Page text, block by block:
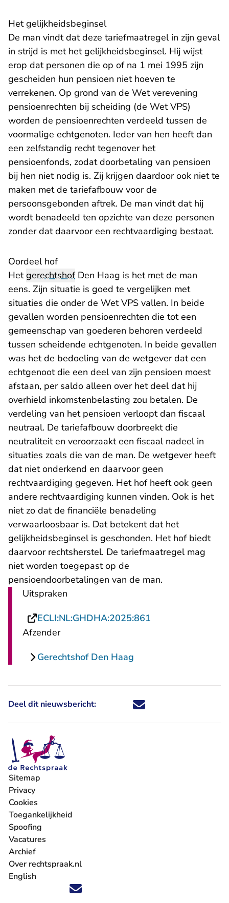
Het gelijkheidsbeginsel
De man vindt dat deze tariefmaatregel in zijn geval
in strijd is met het gelijkheidsbeginsel. Hij wijst
erop dat personen die op of na 1 mei 1995 zijn
gescheiden hun pensioen niet hoeven te
verrekenen. Op grond van de Wet verevening
pensioenrechten bij scheiding (de Wet VPS)
worden de pensioenrechten verdeeld tussen de
voormalige echtgenoten. Ieder van hen heeft dan
een zelfstandig recht tegenover het
pensioenfonds, zodat doorbetaling van pensioen
bij hen niet nodig is. Zij krijgen daardoor ook niet te
maken met de tariefafbouw voor de
persoonsgebonden aftrek. De man vindt dat hij
wordt benadeeld ten opzichte van deze personen
zonder dat daarvoor een rechtvaardiging bestaat.
Oordeel hof
HetgerechtshofDen Haag is het met de man
eens. Zijn situatie is goed te vergelijken met
situaties die onder de Wet VPS vallen. In beide
gevallen worden pensioenrechten die tot een
gemeenschap van goederen behoren verdeeld
tussen scheidende echtgenoten. In beide gevallen
was het de bedoeling van de wetgever dat een
echtgenoot die een deel van zijn pensioen moest
afstaan, per saldo alleen over het deel dat hij
overhield inkomstenbelasting zou betalen. De
verdeling van het pensioen verloopt dan fiscaal
neutraal. De tariefafbouw doorbreekt die
neutraliteit en veroorzaakt een fiscaal nadeel in
situaties zoals die van de man. De wetgever heeft
dat niet onderkend en daarvoor geen
rechtvaardiging gegeven. Het hof heeft ook geen
andere rechtvaardiging kunnen vinden. Ook is het
niet zo dat de financiële benadeling
verwaarloosbaar is. Dat betekent dat het
gelijkheidsbeginsel is geschonden. Het hof biedt
daarvoor rechtsherstel. De tariefmaatregel mag
niet worden toegepast op de
pensioendoorbetalingen van de man.
Uitspraken
ECLI:NL:GHDHA:2025:861
Afzender
Gerechtshof Den Haag
Deel dit nieuwsbericht: Deel dit nieuwsbericht via X -
Deel dit nieuwsbericht via
Deel dit nieuwsbericht
Deel dit
Volg ons op X (Twitter) - U verlaat Rechtspraak.nl
Volg ons op Facebook - U verlaat Rechtspraak.nl
Volg ons op Instagram - U verlaat Rechtspraak.nl
Volg ons op Youtube - U verlaat Rechtspraak.nl
Volg ons op LinkedIn - U verlaat
'Blijf op de hoogte' nieuwsbrief - U verlaat
Sitemap
Privacy
Cookies
Toegankelijkheid
Spoofing
Vacatures
- U verlaat Rechtspraak.nl
Archief
Over rechtspraak.nl
English